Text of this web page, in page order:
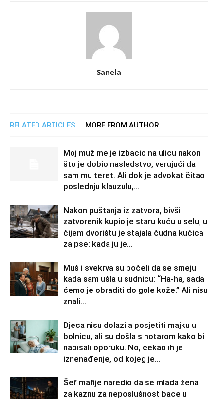
Sanela
RELATED ARTICLES MORE FROM AUTHOR
Moj muž me je izbacio na ulicu nakon
što je dobio nasledstvo, verujući da
sam mu teret. Ali dok je advokat čitao
poslednju klauzulu,...
Nakon puštanja iz zatvora, bivši
zatvorenik kupio je staru kuću u selu, u
čijem dvorištu je stajala čudna kućica
za pse: kada ju je...
Muš i svekrva su počeli da se smeju
kada sam ušla u sudnicu: “Ha-ha, sada
ćemo je obraditi do gole kože.” Ali nisu
znali...
Djeca nisu dolazila posjetiti majku u
bolnicu, ali su došla s notarom kako bi
napisali oporuku. No, čekao ih je
iznenađenje, od kojeg je...
Šef mafije naredio da se mlada žena
za kaznu za neposlušnost bace u